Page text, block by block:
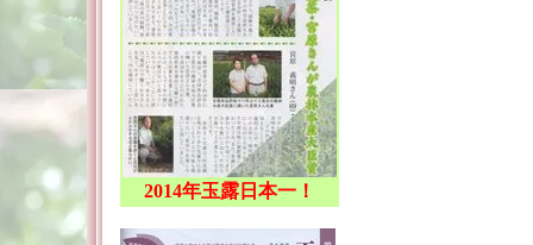
2014年玉露日本一！